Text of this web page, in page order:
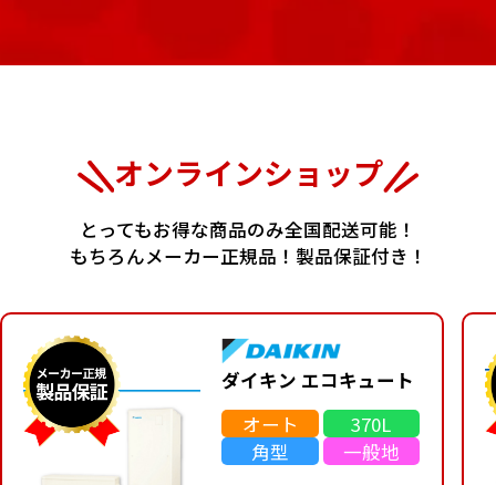
オンラインショップ
とってもお得な商品のみ全国配送可能！
もちろんメーカー正規品！製品保証付き！
ダイキン エコキュート
オート
370L
角型
一般地